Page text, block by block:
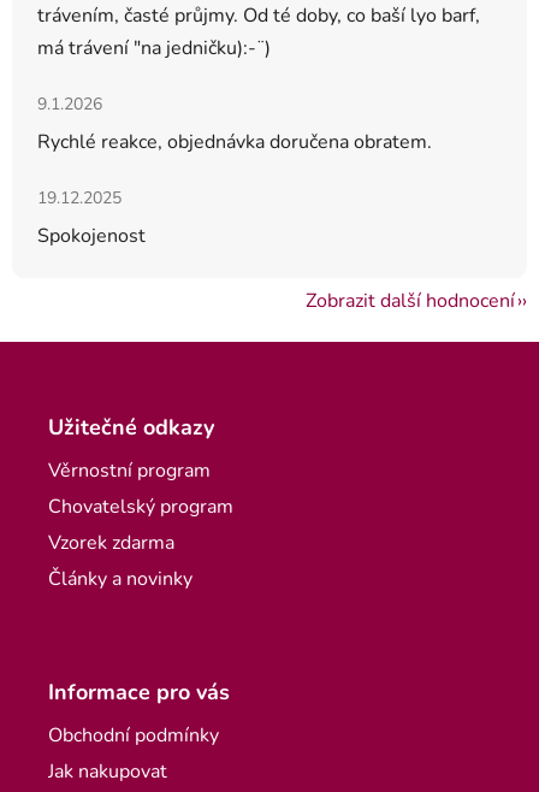
trávením, časté průjmy. Od té doby, co baší lyo barf,
má trávení "na jedničku):-¨)
Hodnocení obchodu je 5 z 5 hvězdiček.
9.1.2026
Rychlé reakce, objednávka doručena obratem.
Hodnocení obchodu je 5 z 5 hvězdiček.
19.12.2025
Spokojenost
Zobrazit další hodnocení
Užitečné odkazy
Věrnostní program
Chovatelský program
Vzorek zdarma
Články a novinky
Informace pro vás
Obchodní podmínky
Jak nakupovat